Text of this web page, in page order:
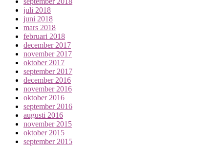
juli 2018
juni 2018
mars 2018
februari 2018
december 2017
november 2017
oktober 2017
september 2017
december 2016
november 2016
oktober 2016
september 2016
augusti 2016
november 2015
oktober 2015
september 2015